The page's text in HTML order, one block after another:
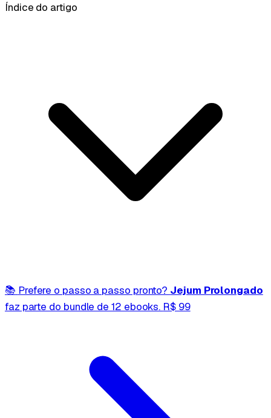
Índice do artigo
📚 Prefere o passo a passo pronto? Jejum Prolongado
faz parte do bundle de 12 ebooks. R$ 99